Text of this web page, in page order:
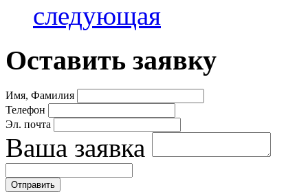
следующая
Оставить заявку
Имя, Фамилия
Телефон
Эл. почта
Ваша заявка